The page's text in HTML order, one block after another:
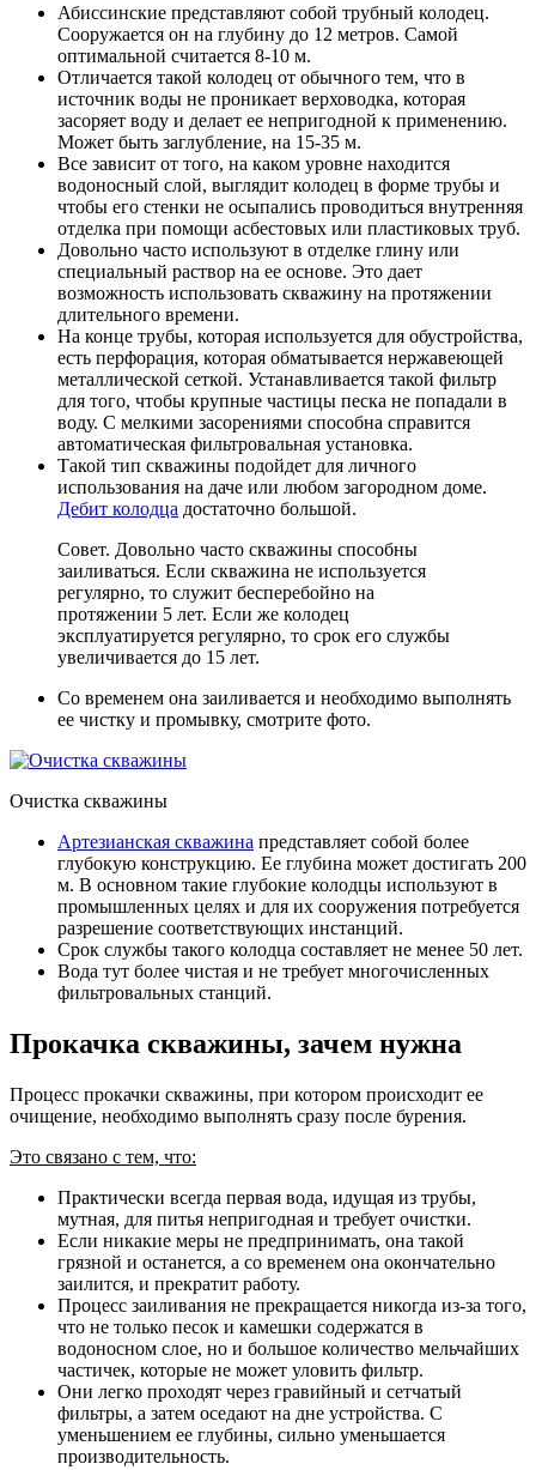
Абиссинские представляют собой трубный колодец.
Сооружается он на глубину до 12 метров. Самой
оптимальной считается 8-10 м.
Отличается такой колодец от обычного тем, что в
источник воды не проникает верховодка, которая
засоряет воду и делает ее непригодной к применению.
Может быть заглубление, на 15-35 м.
Все зависит от того, на каком уровне находится
водоносный слой, выглядит колодец в форме трубы и
чтобы его стенки не осыпались проводиться внутренняя
отделка при помощи асбестовых или пластиковых труб.
Довольно часто используют в отделке глину или
специальный раствор на ее основе. Это дает
возможность использовать скважину на протяжении
длительного времени.
На конце трубы, которая используется для обустройства,
есть перфорация, которая обматывается нержавеющей
металлической сеткой. Устанавливается такой фильтр
для того, чтобы крупные частицы песка не попадали в
воду. С мелкими засорениями способна справится
автоматическая фильтровальная установка.
Такой тип скважины подойдет для личного
использования на даче или любом загородном доме.
Дебит колодца достаточно большой.
Совет. Довольно часто скважины способны
заиливаться. Если скважина не используется
регулярно, то служит бесперебойно на
протяжении 5 лет. Если же колодец
эксплуатируется регулярно, то срок его службы
увеличивается до 15 лет.
Со временем она заиливается и необходимо выполнять
ее чистку и промывку, смотрите фото.
Очистка скважины
Артезианская скважина представляет собой более
глубокую конструкцию. Ее глубина может достигать 200
м. В основном такие глубокие колодцы используют в
промышленных целях и для их сооружения потребуется
разрешение соответствующих инстанций.
Срок службы такого колодца составляет не менее 50 лет.
Вода тут более чистая и не требует многочисленных
фильтровальных станций.
Прокачка скважины, зачем нужна
Процесс прокачки скважины, при котором происходит ее
очищение, необходимо выполнять сразу после бурения.
Это связано с тем, что:
Практически всегда первая вода, идущая из трубы,
мутная, для питья непригодная и требует очистки.
Если никакие меры не предпринимать, она такой
грязной и останется, а со временем она окончательно
заилится, и прекратит работу.
Процесс заиливания не прекращается никогда из-за того,
что не только песок и камешки содержатся в
водоносном слое, но и большое количество мельчайших
частичек, которые не может уловить фильтр.
Они легко проходят через гравийный и сетчатый
фильтры, а затем оседают на дне устройства. С
уменьшением ее глубины, сильно уменьшается
производительность.